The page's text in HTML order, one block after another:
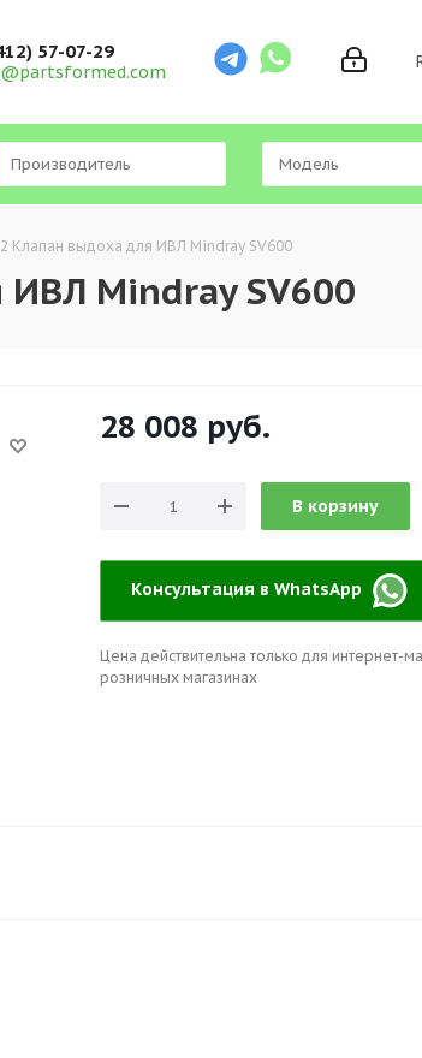
57-07-29
Клапан выдоха для ИВЛ Mindray SV600
Mindray SV600
28 008 руб.
В корзину
Консультация в WhatsApp
Цена действительна только для интернет-
розничных магазинах